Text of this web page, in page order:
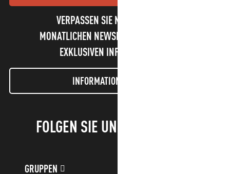
VERPASSEN SIE NICHT UNSEREN
MONATLICHEN NEWSLETTER UND UNSERE
EXKLUSIVEN INFORMATIONEN!
INFORMATIONEN LETTER
FOLGEN SIE UNS!
GRUPPEN